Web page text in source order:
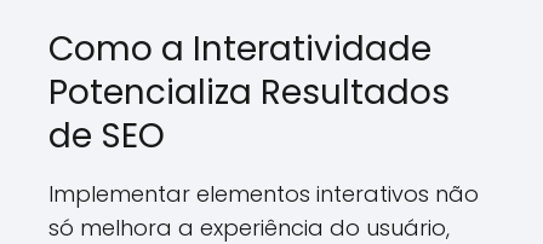
Como a Interatividade
Potencializa Resultados
de SEO
Implementar elementos interativos não
só melhora a experiência do usuário,